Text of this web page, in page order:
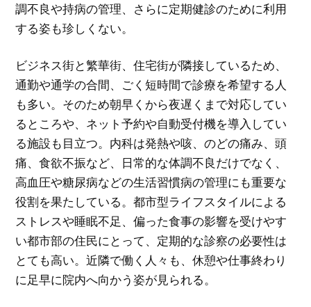
調不良や持病の管理、さらに定期健診のために利用
する姿も珍しくない。
ビジネス街と繁華街、住宅街が隣接しているため、
通勤や通学の合間、ごく短時間で診療を希望する人
も多い。そのため朝早くから夜遅くまで対応してい
るところや、ネット予約や自動受付機を導入してい
る施設も目立つ。内科は発熱や咳、のどの痛み、頭
痛、食欲不振など、日常的な体調不良だけでなく、
高血圧や糖尿病などの生活習慣病の管理にも重要な
役割を果たしている。都市型ライフスタイルによる
ストレスや睡眠不足、偏った食事の影響を受けやす
い都市部の住民にとって、定期的な診察の必要性は
とても高い。近隣で働く人々も、休憩や仕事終わり
に足早に院内へ向かう姿が見られる。